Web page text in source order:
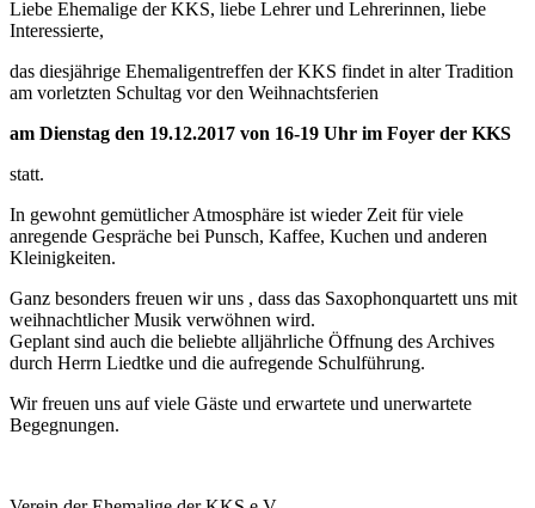
Liebe Ehemalige der KKS, liebe Lehrer und Lehrerinnen, liebe
Interessierte,
das diesjährige Ehemaligentreffen der KKS findet in alter Tradition
am vorletzten Schultag vor den Weihnachtsferien
am Dienstag den 19.12.2017 von 16-19 Uhr im Foyer der KKS
statt.
In gewohnt gemütlicher Atmosphäre ist wieder Zeit für viele
anregende Gespräche bei Punsch, Kaffee, Kuchen und anderen
Kleinigkeiten.
Ganz besonders freuen wir uns , dass das Saxophonquartett uns mit
weihnachtlicher Musik verwöhnen wird.
Geplant sind auch die beliebte alljährliche Öffnung des Archives
durch Herrn Liedtke und die aufregende Schulführung.
Wir freuen uns auf viele Gäste und erwartete und unerwartete
Begegnungen.